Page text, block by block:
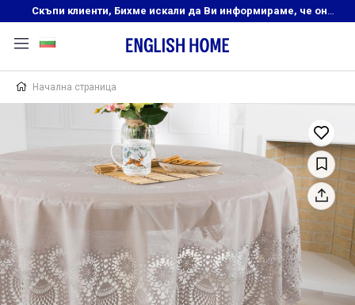
Скъпи клиенти, Бихме искали да Ви информираме, че онлайн магазинът на English Home преустановява своята дейност. Прекрасният ни и усмихнат екип ,Ви очаква в нашите физически магазини, където ще откриете любимите си продукти! Благодарим Ви, че сте част от семейството на Еnglish Home!
Начална страница